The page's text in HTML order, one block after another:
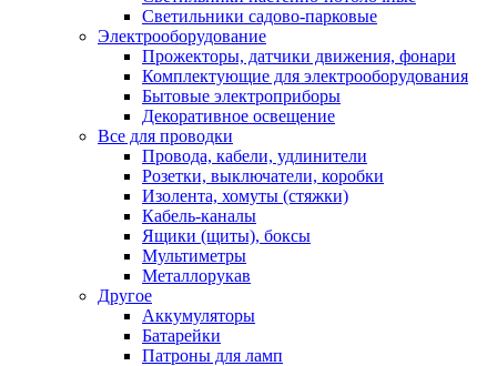
Светильники садово-парковые
Электрооборудование
Прожекторы, датчики движения, фонари
Комплектующие для электрооборудования
Бытовые электроприборы
Декоративное освещение
Все для проводки
Провода, кабели, удлинители
Розетки, выключатели, коробки
Изолента, хомуты (стяжки)
Кабель-каналы
Ящики (щиты), боксы
Мультиметры
Металлорукав
Другое
Аккумуляторы
Батарейки
Патроны для ламп